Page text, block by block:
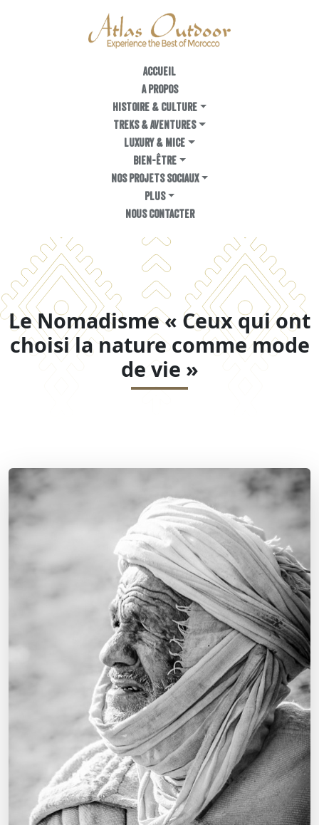
ACCUEIL
A PROPOS
Histoire & Culture
TREKS & AVENTURES
LUXURY & MICE
BIEN-ÊTRE
NOS PROJETS SOCIAUX
PLUS
NOUS CONTACTER
Le Nomadisme « Ceux qui ont
choisi la nature comme mode
de vie »